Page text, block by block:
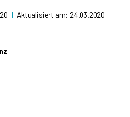
| Aktualisiert am: 24.03.2020